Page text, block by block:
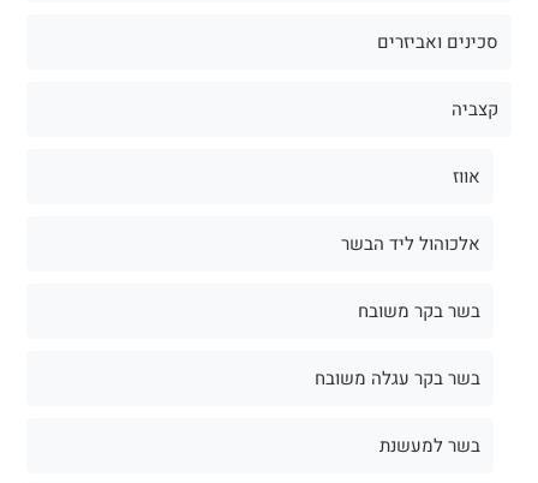
סכינים ואביזרים
קצביה
אווז
אלכוהול ליד הבשר
בשר בקר משובח
בשר בקר עגלה משובח
בשר למעשנת